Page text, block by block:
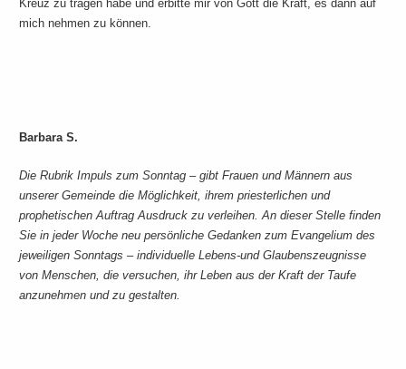
Kreuz zu tragen habe und erbitte mir von Gott die Kraft, es dann auf
mich nehmen zu können.
Barbara S.
Die Rubrik Impuls zum Sonntag – gibt Frauen und Männern aus
unserer Gemeinde die Möglichkeit, ihrem priesterlichen und
prophetischen Auftrag Ausdruck zu verleihen. An dieser Stelle finden
Sie in jeder Woche neu persönliche Gedanken zum Evangelium des
jeweiligen Sonntags – individuelle Lebens-und Glaubenszeugnisse
von Menschen, die versuchen, ihr Leben aus der Kraft der Taufe
anzunehmen und zu gestalten.